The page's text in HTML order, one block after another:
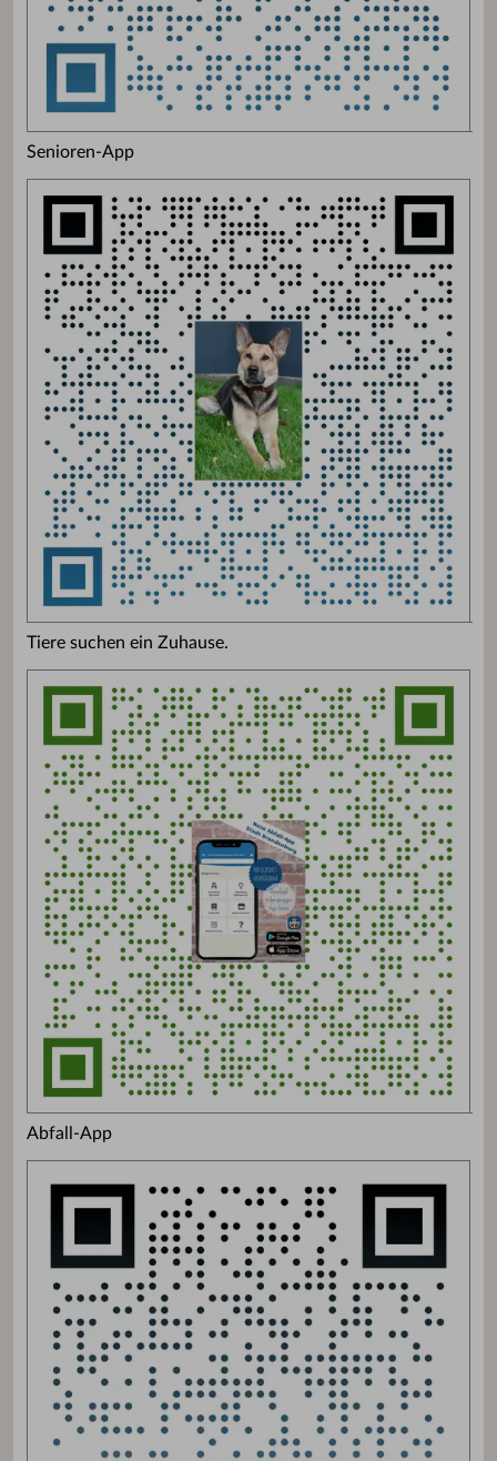
Senioren-App
Tiere suchen ein Zuhause.
Abfall-App